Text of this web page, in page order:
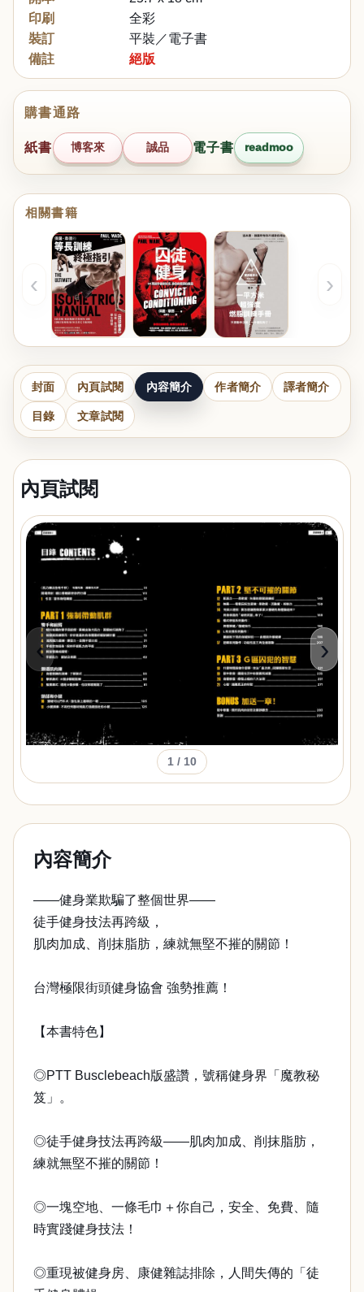
印刷
全彩
裝訂
平裝／電子書
備註
絕版
購書通路
紙書 博客來 誠品 電子書 readmoo
相關書籍
‹ ›
封面 內頁試閱 內容簡介 作者簡介 譯者簡介
目錄 文章試閱
內頁試閱
‹ ›
1 / 10
內容簡介
——健身業欺騙了整個世界——
徒手健身技法再跨級，
肌肉加成、削抹脂肪，練就無堅不摧的關節！
台灣極限街頭健身協會 強勢推薦！
【本書特色】
◎PTT Busclebeach版盛讚，號稱健身界「魔教秘
笈」。
◎徒手健身技法再跨級——肌肉加成、削抹脂肪，
練就無堅不摧的關節！
◎一塊空地、一條毛巾＋你自己，安全、免費、隨
時實踐健身技法！
◎重現被健身房、康健雜誌排除，人間失傳的「徒